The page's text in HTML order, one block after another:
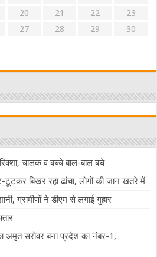
20 21 22
23
27 28 29
30
चालक व बच्चे बाल-बाल बचे
बिखर रहा ढांचा, लोगों की जान खतरे में
ग्रामीणों ने डीएम से लगाई गुहार
अमृत सरोवर बना प्रदेश का नंबर-1,